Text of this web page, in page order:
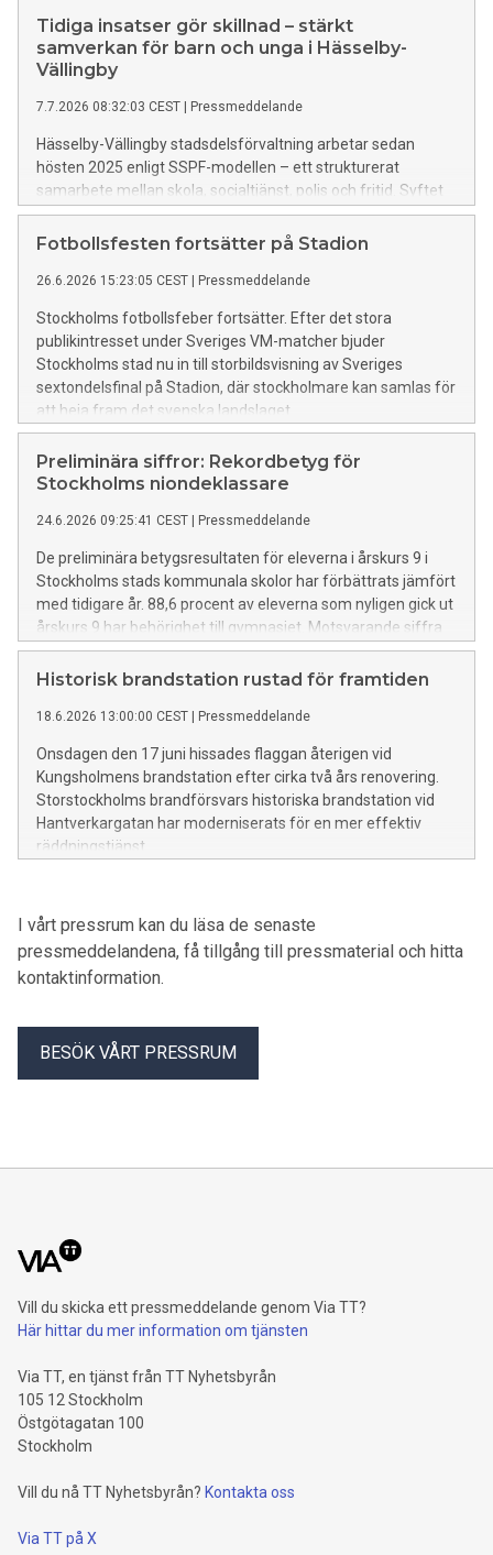
Tidiga insatser gör skillnad – stärkt
samverkan för barn och unga i Hässelby-
Vällingby
7.7.2026 08:32:03 CEST Pressmeddelande
Hässelby-Vällingby stadsdelsförvaltning arbetar sedan
hösten 2025 enligt SSPF-modellen – ett strukturerat
samarbete mellan skola, socialtjänst, polis och fritid. Syftet
är att förebygga brott och ge tidigt stöd till barn och unga
som riskerar att hamna i kriminalitet.
Fotbollsfesten fortsätter på Stadion
26.6.2026 15:23:05 CEST Pressmeddelande
Stockholms fotbollsfeber fortsätter. Efter det stora
publikintresset under Sveriges VM-matcher bjuder
Stockholms stad nu in till storbildsvisning av Sveriges
sextondelsfinal på Stadion, där stockholmare kan samlas för
att heja fram det svenska landslaget.
Preliminära siffror: Rekordbetyg för
Stockholms niondeklassare
24.6.2026 09:25:41 CEST Pressmeddelande
De preliminära betygsresultaten för eleverna i årskurs 9 i
Stockholms stads kommunala skolor har förbättrats jämfört
med tidigare år. 88,6 procent av eleverna som nyligen gick ut
årskurs 9 har behörighet till gymnasiet. Motsvarande siffra
vid samma tid förra året var 87,3 procent. Behörigheten har
inte varit så här hög sedan nuvarande betygssystem
Historisk brandstation rustad för framtiden
18.6.2026 13:00:00 CEST Pressmeddelande
Onsdagen den 17 juni hissades flaggan återigen vid
Kungsholmens brandstation efter cirka två års renovering.
Storstockholms brandförsvars historiska brandstation vid
Hantverkargatan har moderniserats för en mer effektiv
räddningstjänst.
I vårt pressrum kan du läsa de senaste
pressmeddelandena, få tillgång till pressmaterial och hitta
kontaktinformation.
BESÖK VÅRT PRESSRUM
Vill du skicka ett pressmeddelande genom Via TT?
Här hittar du mer information om tjänsten
Via TT, en tjänst från TT Nyhetsbyrån
105 12 Stockholm
Östgötagatan 100
Stockholm
Vill du nå TT Nyhetsbyrån? Kontakta oss
Via TT på X